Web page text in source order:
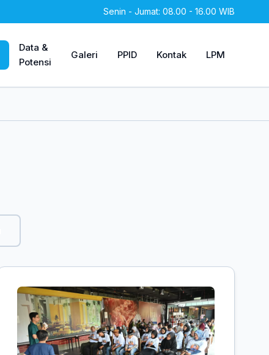
Senin - Jumat: 08.00 - 16.00 WIB
Data &
Potensi
Galeri PPID Kontak LPM